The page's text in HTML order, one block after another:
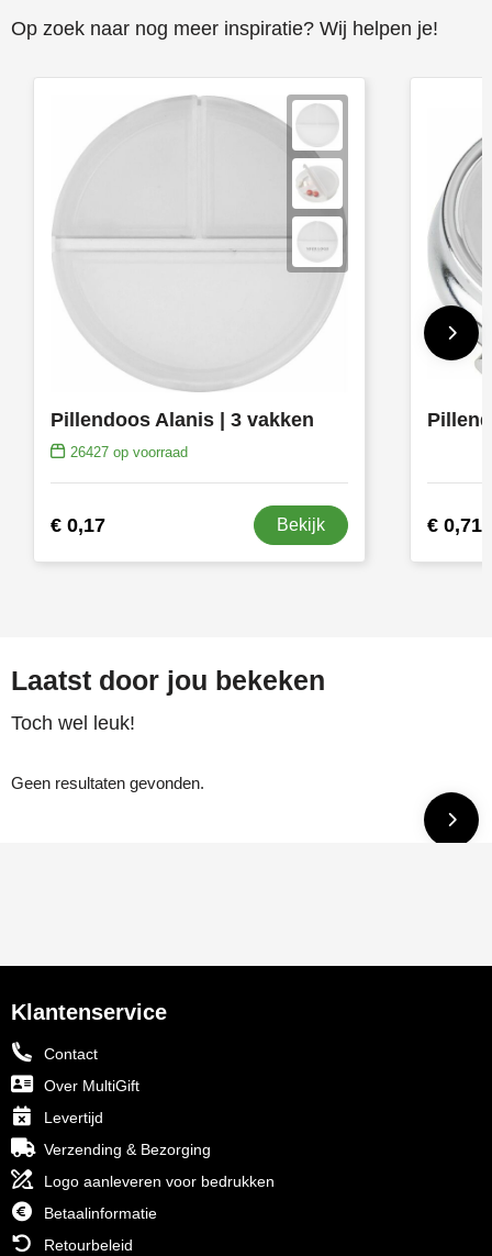
Op zoek naar nog meer inspiratie? Wij helpen je!
Pillendoos Alanis | 3 vakken
26427op voorraad
€ 0,17 Bekijk € 0,71
Laatst door jou bekeken
Toch wel leuk!
Geen resultaten gevonden.
Klantenservice
Contact
Over MultiGift
Levertijd
Verzending & Bezorging
Logo aanleveren voor bedrukken
Betaalinformatie
Retourbeleid